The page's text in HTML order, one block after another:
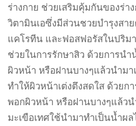
ร่างกาย ช่วยเสริมคุ้มกันของร่า
วิตามินเอซึ่งมีส่วนชวยบำรุงสา
แคโรทีน และฟอสฟอรัสในปริม
ช่วยในการรักษาสิว ด้วยการนำ
ผิวหน้า หรือฝานบางๆแล้วนำม
ทำให้ผิวหน้าเต่งตึงสดใส ด้วยก
พอกผิวหน้า หรือฝานบางๆแล้ว
มะเขือเทศใช้นำมาทำเป็นน้ำผ